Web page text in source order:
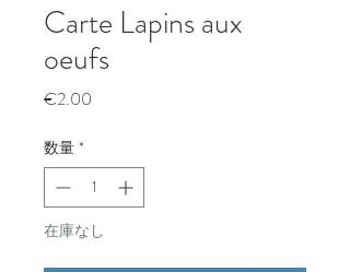
Carte Lapins aux
oeufs
€2.00
数量 *
在庫なし